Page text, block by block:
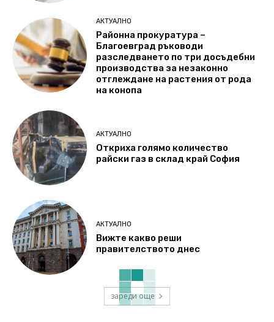
АКТУАЛНО
Районна прокуратура –
Благоевград ръководи
разследването по три досъдебни
производства за незаконно
отглеждане на растения от рода
на конопа
АКТУАЛНО
Откриха голямо количество
райски газ в склад край София
АКТУАЛНО
Вижте какво реши
правителството днес
зареди още